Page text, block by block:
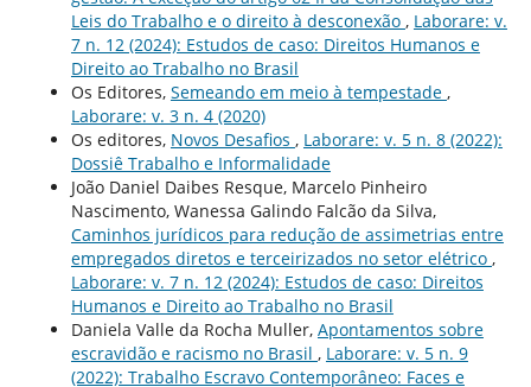
Leis do Trabalho e o direito à desconexão , Laborare: v.
7 n. 12 (2024): Estudos de caso: Direitos Humanos e
Direito ao Trabalho no Brasil
Os Editores, Semeando em meio à tempestade ,
Laborare: v. 3 n. 4 (2020)
Os editores, Novos Desafios , Laborare: v. 5 n. 8 (2022):
Dossiê Trabalho e Informalidade
João Daniel Daibes Resque, Marcelo Pinheiro
Nascimento, Wanessa Galindo Falcão da Silva,
Caminhos jurídicos para redução de assimetrias entre
empregados diretos e terceirizados no setor elétrico ,
Laborare: v. 7 n. 12 (2024): Estudos de caso: Direitos
Humanos e Direito ao Trabalho no Brasil
Daniela Valle da Rocha Muller, Apontamentos sobre
escravidão e racismo no Brasil , Laborare: v. 5 n. 9
(2022): Trabalho Escravo Contemporâneo: Faces e